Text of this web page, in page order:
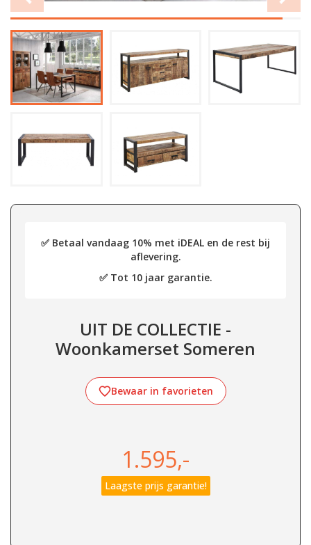
✅ Betaal vandaag 10% met iDEAL en de rest bij
aflevering.
✅ Tot 10 jaar garantie.
UIT DE COLLECTIE -
Woonkamerset Someren
Bewaar in favorieten
1.595,-
Laagste prijs garantie!